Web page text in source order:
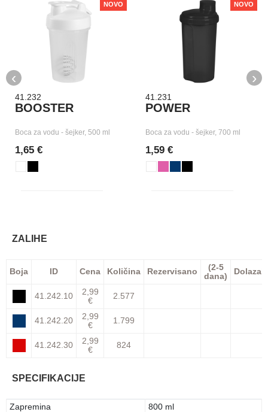
NOVO
41.232
BOOSTER
Boca za vodu - šejker, 500 ml
1,65 €
NOVO
41.231
POWER
Boca za vodu - šejker, 700 ml
1,59 €
‹ ›
ZALIHE
Boja ID Cena Količina Rezervisano
(2-5
dana)
Dolazak
41.242.10
2,99
€
2.577
41.242.20
2,99
€
1.799
41.242.30
2,99
€
824
SPECIFIKACIJE
Zapremina
800 ml